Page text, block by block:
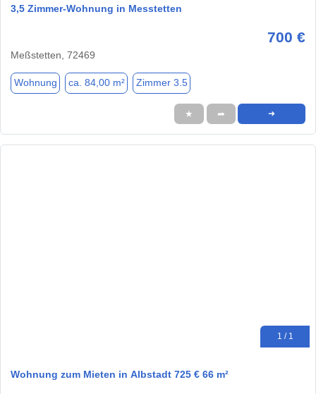
3,5 Zimmer-Wohnung in Messtetten
700 €
Meßstetten, 72469
Wohnung ca. 84,00 m² Zimmer 3.5
★ ➦ ➜
1 / 1
Wohnung zum Mieten in Albstadt 725 € 66 m²